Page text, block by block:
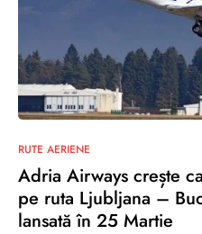
RUTE AERIENE
Adria Airways crește
pe ruta Ljubljana –
lansată în 25 Martie